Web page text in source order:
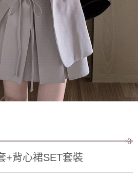
+背心裙SET套裝